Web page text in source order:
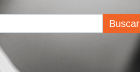
Buscar